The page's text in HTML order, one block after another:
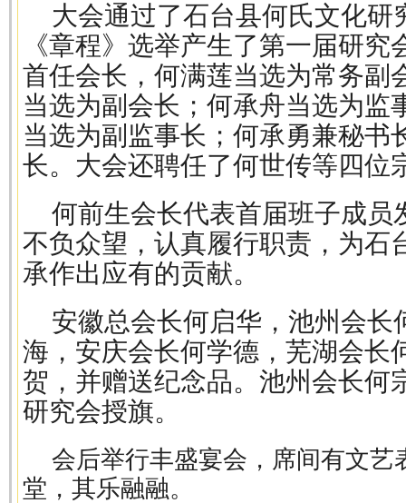
大会通过了石台县何氏文化研
《章程》选举产生了第一届研
首任会长，何满莲当选为常务副
当选为副会长；何承舟当选为监
当选为副监事长；何承勇兼秘书
长。大会还聘任了何世传等四位
何前生会长代表首届班子成员
不负众望，认真履行职责，为石
承作出应有的贡献。
安徽总会长何启华，池州会长
海，安庆会长何学德，芜湖会长
贺，并赠送纪念品。池州会长何
研究会授旗。
会后举行丰盛宴会，席间有文艺
堂，其乐融融。